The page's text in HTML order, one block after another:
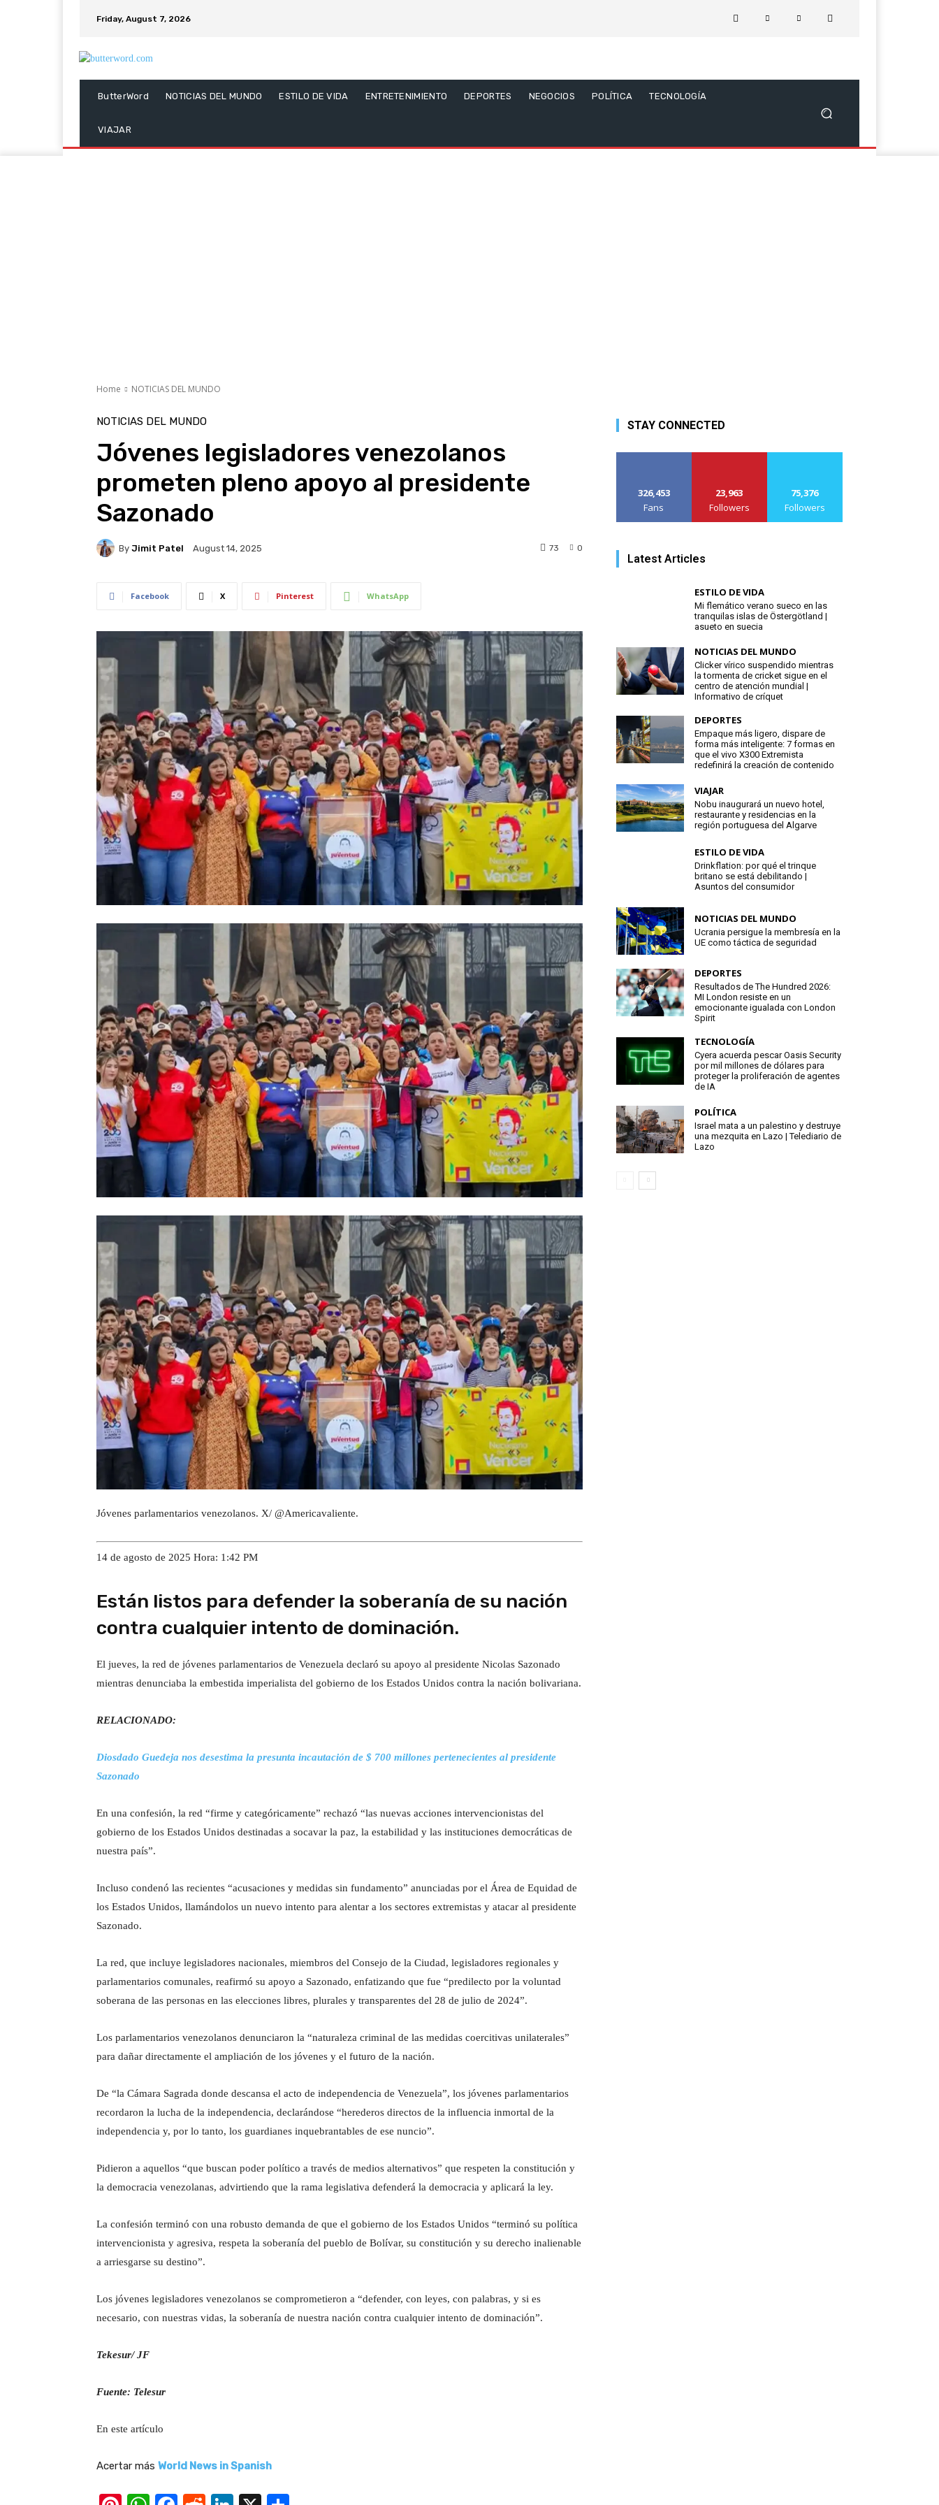
Friday, August 7, 2026
ButterWord NOTICIAS DEL MUNDO ESTILO DE VIDA ENTRETENIMIENTO DEPORTES NEGOCIOS POLÍTICA TECNOLOGÍA
VIAJAR
Home NOTICIAS DEL MUNDO
NOTICIAS DEL MUNDO
Jóvenes legisladores venezolanos
prometen pleno apoyo al presidente
Sazonado
By Jimit Patel August 14, 2025 0
73
Facebook X Pinterest WhatsApp
Jóvenes parlamentarios venezolanos. X/ @Americavaliente.
14 de agosto de 2025 Hora: 1:42 PM
Están listos para defender la soberanía de su nación
contra cualquier intento de dominación.
El jueves, la red de jóvenes parlamentarios de Venezuela declaró su apoyo al presidente Nicolas Sazonado
mientras denunciaba la embestida imperialista del gobierno de los Estados Unidos contra la nación bolivariana.
RELACIONADO:
Diosdado Guedeja nos desestima la presunta incautación de $ 700 millones pertenecientes al presidente
Sazonado
En una confesión, la red “firme y categóricamente” rechazó “las nuevas acciones intervencionistas del
gobierno de los Estados Unidos destinadas a socavar la paz, la estabilidad y las instituciones democráticas de
nuestra país”.
Incluso condenó las recientes “acusaciones y medidas sin fundamento” anunciadas por el Área de Equidad de
los Estados Unidos, llamándolos un nuevo intento para alentar a los sectores extremistas y atacar al presidente
Sazonado.
La red, que incluye legisladores nacionales, miembros del Consejo de la Ciudad, legisladores regionales y
parlamentarios comunales, reafirmó su apoyo a Sazonado, enfatizando que fue “predilecto por la voluntad
soberana de las personas en las elecciones libres, plurales y transparentes del 28 de julio de 2024”.
Los parlamentarios venezolanos denunciaron la “naturaleza criminal de las medidas coercitivas unilaterales”
para dañar directamente el ampliación de los jóvenes y el futuro de la nación.
De “la Cámara Sagrada donde descansa el acto de independencia de Venezuela”, los jóvenes parlamentarios
recordaron la lucha de la independencia, declarándose “herederos directos de la influencia inmortal de la
independencia y, por lo tanto, los guardianes inquebrantables de ese nuncio”.
Pidieron a aquellos “que buscan poder político a través de medios alternativos” que respeten la constitución y
la democracia venezolanas, advirtiendo que la rama legislativa defenderá la democracia y aplicará la ley.
La confesión terminó con una robusto demanda de que el gobierno de los Estados Unidos “terminó su política
intervencionista y agresiva, respeta la soberanía del pueblo de Bolívar, su constitución y su derecho inalienable
a arriesgarse su destino”.
Los jóvenes legisladores venezolanos se comprometieron a “defender, con leyes, con palabras, y si es
necesario, con nuestras vidas, la soberanía de nuestra nación contra cualquier intento de dominación”.
Tekesur/ JF
Fuente: Telesur
En este artículo
Acertar más World News in Spanish
STAY CONNECTED
326,453
Fans
23,963
Followers
75,376
Followers
Latest Articles
ESTILO DE VIDA
Mi flemático verano sueco en las
tranquilas islas de Östergötland |
asueto en suecia
NOTICIAS DEL MUNDO
Clicker vírico suspendido mientras
la tormenta de cricket sigue en el
centro de atención mundial |
Informativo de críquet
DEPORTES
Empaque más ligero, dispare de
forma más inteligente: 7 formas en
que el vivo X300 Extremista
redefinirá la creación de contenido
VIAJAR
Nobu inaugurará un nuevo hotel,
restaurante y residencias en la
región portuguesa del Algarve
ESTILO DE VIDA
Drinkflation: por qué el trinque
britano se está debilitando |
Asuntos del consumidor
NOTICIAS DEL MUNDO
Ucrania persigue la membresía en la
UE como táctica de seguridad
DEPORTES
Resultados de The Hundred 2026:
MI London resiste en un
emocionante igualada con London
Spirit
TECNOLOGÍA
Cyera acuerda pescar Oasis Security
por mil millones de dólares para
proteger la proliferación de agentes
de IA
POLÍTICA
Israel mata a un palestino y destruye
una mezquita en Lazo | Telediario de
Lazo